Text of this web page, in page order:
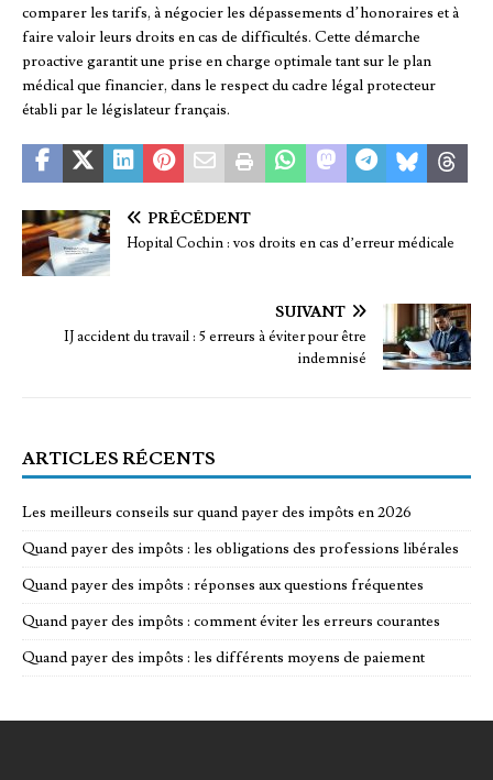
comparer les tarifs, à négocier les dépassements d’honoraires et à
faire valoir leurs droits en cas de difficultés. Cette démarche
proactive garantit une prise en charge optimale tant sur le plan
médical que financier, dans le respect du cadre légal protecteur
établi par le législateur français.
PRÉCÉDENT
Hopital Cochin : vos droits en cas d’erreur médicale
SUIVANT
IJ accident du travail : 5 erreurs à éviter pour être
indemnisé
ARTICLES RÉCENTS
Les meilleurs conseils sur quand payer des impôts en 2026
Quand payer des impôts : les obligations des professions libérales
Quand payer des impôts : réponses aux questions fréquentes
Quand payer des impôts : comment éviter les erreurs courantes
Quand payer des impôts : les différents moyens de paiement